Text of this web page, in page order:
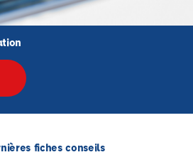
fiches conseils